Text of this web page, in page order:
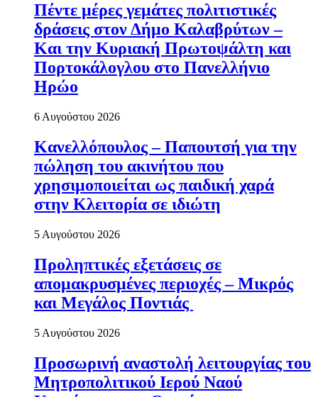
Πέντε μέρες γεμάτες πολιτιστικές
δράσεις στον Δήμο Καλαβρύτων –
Και την Κυριακή Πρωτοψάλτη και
Πορτοκάλογλου στο Πανελλήνιο
Ηρώο
6 Αυγούστου 2026
Κανελλόπουλος – Παπουτσή για την
πώληση του ακινήτου που
χρησιμοποιείται ως παιδική χαρά
στην Κλειτορία σε ιδιώτη
5 Αυγούστου 2026
Προληπτικές εξετάσεις σε
απομακρυσμένες περιοχές – Μικρός
και Μεγάλος Ποντιάς
5 Αυγούστου 2026
Προσωρινή αναστολή λειτουργίας του
Μητροπολιτικού Ιερού Ναού